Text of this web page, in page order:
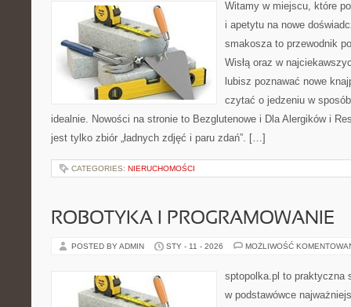
Witamy w miejscu, które
i apetytu na nowe
smakosza to przewodnik
Wisłą oraz w
lubisz poznawać nowe
czytać o jedzeniu w
idealnie. Nowości na stronie to Bezglutenowe i Dla Alergików i
jest tylko zbiór „ładnych zdjęć i paru zdań”. […]
CATEGORIES: NIERUCHOMOŚCI
ROBOTYKA I PROGRAMOWANIE
POSTED BY ADMIN STY - 11 - 2026 MOŻLIWOŚĆ
sptopolka.pl to praktyczna
w podstawówce